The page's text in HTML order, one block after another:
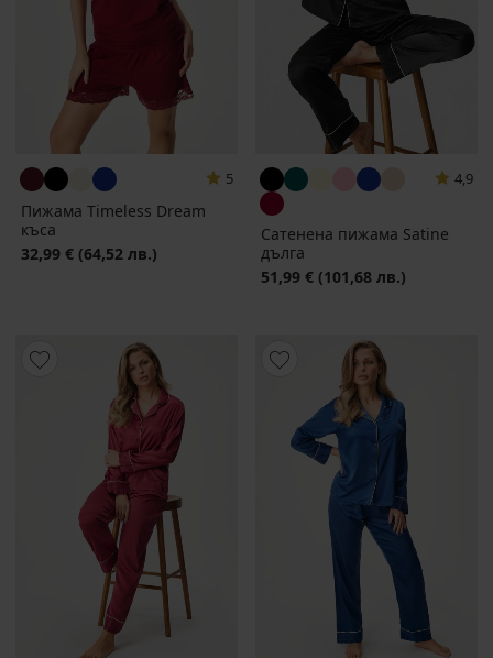
5
Пижама Timeless Dream
къса
32,99 € (64,52 лв.)
4,9
Сатенена пижама Satine
дълга
51,99 € (101,68 лв.)